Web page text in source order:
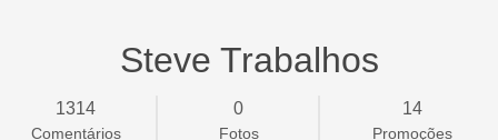
Steve Trabalhos
1314
Comentários
0
Fotos
14
Promoções